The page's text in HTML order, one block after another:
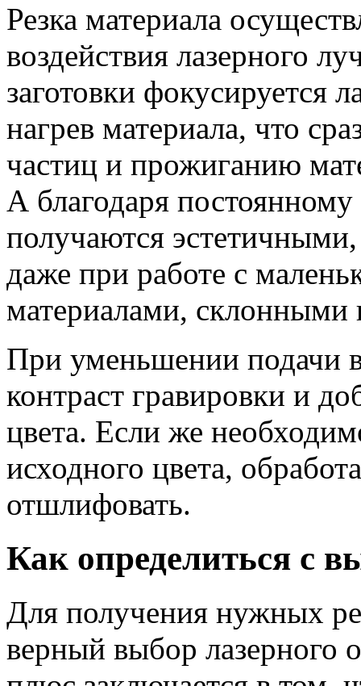
Резка материала
воздействия лазерного
заготовки фокусируется
нагрев материала, что
частиц и прожиганию
А благодаря
получаются
даже при работе с
материалами, склонными
При уменьшении подачи
контраст гравировки и
цвета. Если же
исходного цвета,
отшлифовать.
Как определиться с
Для получения нужных
верный выбор лазерного